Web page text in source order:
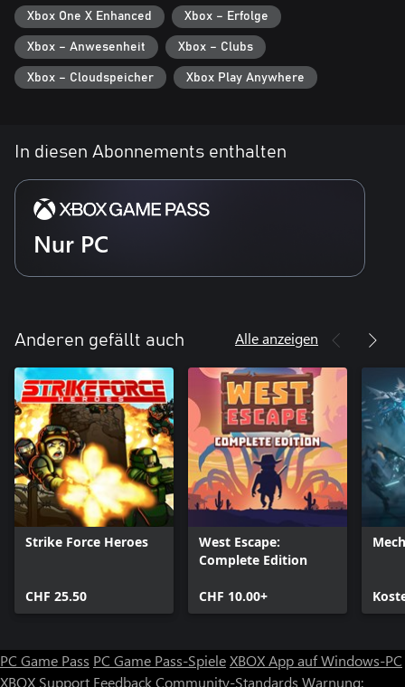
Xbox One X Enhanced Xbox – Erfolge
Xbox – Anwesenheit Xbox – Clubs
Xbox – Cloudspeicher Xbox Play Anywhere
In diesen Abonnements enthalten
Nur PC
Anderen gefällt auch Alle anzeigen
Strike Force Heroes
CHF 25.50
West Escape:
Complete Edition
CHF 10.00+
PC Game Pass PC Game Pass-SpieleXBOX App auf Windows-PC
XBOX Support FeedbackCommunity-Standards Warnung: